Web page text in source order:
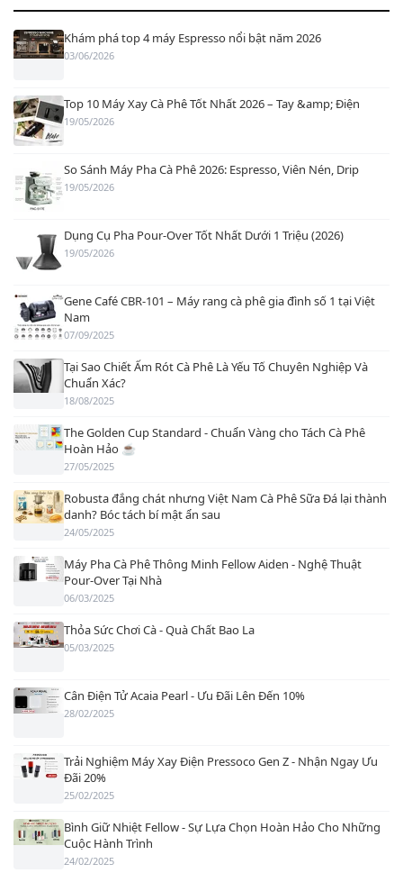
Khám phá top 4 máy Espresso nổi bật năm 2026
03/06/2026
Top 10 Máy Xay Cà Phê Tốt Nhất 2026 – Tay &amp; Điện
19/05/2026
So Sánh Máy Pha Cà Phê 2026: Espresso, Viên Nén, Drip
19/05/2026
Dụng Cụ Pha Pour-Over Tốt Nhất Dưới 1 Triệu (2026)
19/05/2026
Gene Café CBR-101 – Máy rang cà phê gia đình số 1 tại Việt
Nam
07/09/2025
Tại Sao Chiết Ấm Rót Cà Phê Là Yếu Tố Chuyên Nghiệp Và
Chuẩn Xác?
18/08/2025
The Golden Cup Standard - Chuẩn Vàng cho Tách Cà Phê
Hoàn Hảo ☕
27/05/2025
Robusta đắng chát nhưng Việt Nam Cà Phê Sữa Đá lại thành
danh? Bóc tách bí mật ẩn sau
24/05/2025
Máy Pha Cà Phê Thông Minh Fellow Aiden - Nghệ Thuật
Pour-Over Tại Nhà
06/03/2025
Thỏa Sức Chơi Cà - Quà Chất Bao La
05/03/2025
Cân Điện Tử Acaia Pearl - Ưu Đãi Lên Đến 10%
28/02/2025
Trải Nghiệm Máy Xay Điện Pressoco Gen Z - Nhận Ngay Ưu
Đãi 20%
25/02/2025
Bình Giữ Nhiệt Fellow - Sự Lựa Chọn Hoàn Hảo Cho Những
Cuộc Hành Trình
24/02/2025